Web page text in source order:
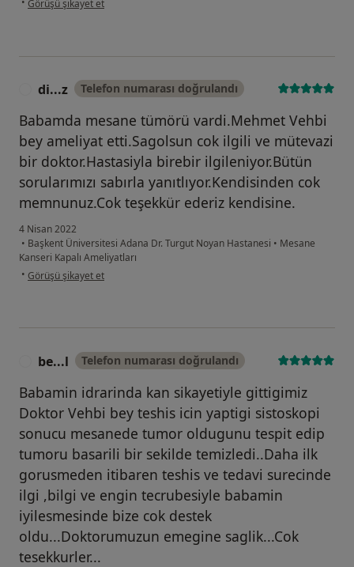
Görüşü şikayet et
di...z Telefon numarası doğrulandı
Babamda mesane tümörü vardi.Mehmet Vehbi
bey ameliyat etti.Sagolsun cok ilgili ve mütevazi
bir doktor.Hastasiyla birebir ilgileniyor.Bütün
sorularımızı sabırla yanıtlıyor.Kendisinden cok
memnunuz.Cok teşekkür ederiz kendisine.
4 Nisan 2022
• Başkent Üniversitesi Adana Dr. Turgut Noyan Hastanesi • Mesane
Kanseri Kapalı Ameliyatları
• kullanıcının görüşüne göre di...z
Görüşü şikayet et
be...l Telefon numarası doğrulandı
Babamin idrarinda kan sikayetiyle gittigimiz
Doktor Vehbi bey teshis icin yaptigi sistoskopi
sonucu mesanede tumor oldugunu tespit edip
tumoru basarili bir sekilde temizledi..Daha ilk
gorusmeden itibaren teshis ve tedavi surecinde
ilgi ,bilgi ve engin tecrubesiyle babamin
iyilesmesinde bize cok destek
oldu...Doktorumuzun emegine saglik...Cok
tesekkurler...